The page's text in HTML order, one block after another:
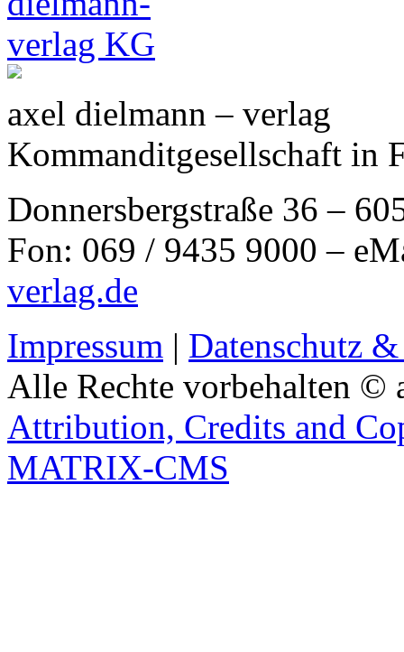
axel dielmann – verlag
Kommanditgesellschaft in
Donnersbergstraße 36 –
Fon: 069 / 9435 9000 –
verlag.de
Impressum | Datenschutz
Alle Rechte vorbehalten ©
Attribution, Credits and
MATRIX-CMS